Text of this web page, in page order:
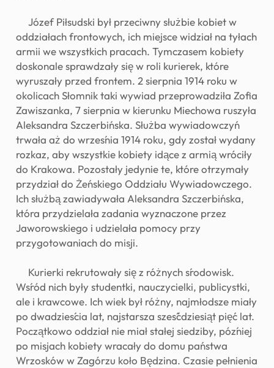
Józef Piłsudski był przeciwny służbie kobiet w
oddziałach frontowych, ich miejsce widział na tyłach
armii we wszystkich pracach. Tymczasem kobiety
doskonale sprawdzały się w roli kurierek, które
wyruszały przed frontem. 2 sierpnia 1914 roku w
okolicach Słomnik taki wywiad przeprowadziła Zofia
Zawiszanka, 7 sierpnia w kierunku Miechowa ruszyła
Aleksandra Szczerbińska. Służba wywiadowczyń
trwała aż do września 1914 roku, gdy został wydany
rozkaz, aby wszystkie kobiety idące z armią wróciły
do Krakowa. Pozostały jedynie te, które otrzymały
przydział do Żeńskiego Oddziału Wywiadowczego.
Ich służbą zawiadywała Aleksandra Szczerbińska,
która przydzielała zadania wyznaczone przez
Jaworowskiego i udzielała pomocy przy
przygotowaniach do misji.
Kurierki rekrutowały się z różnych środowisk.
Wśród nich były studentki, nauczycielki, publicystki,
ale i krawcowe. Ich wiek był różny, najmłodsze miały
po dwadzieścia lat, najstarsza sześćdziesiąt pięć lat.
Początkowo oddział nie miał stałej siedziby, później
po misjach kobiety wracały do domu państwa
Wrzosków w Zagórzu koło Będzina. Czasie pełnienia